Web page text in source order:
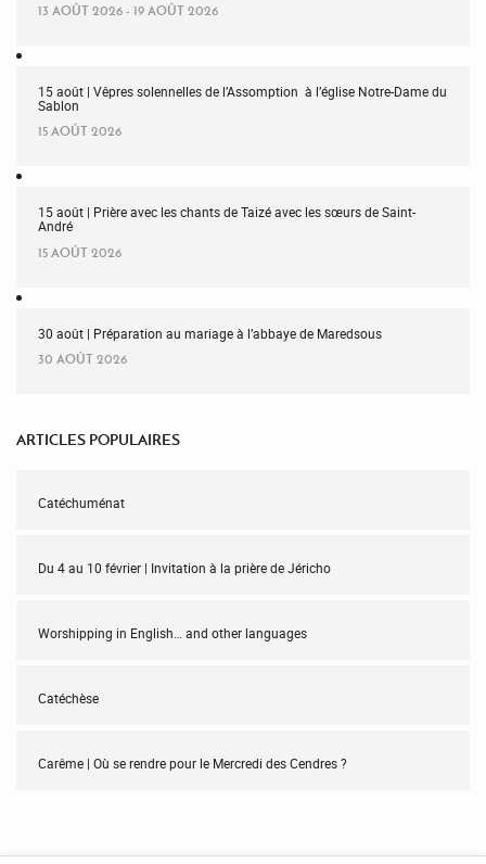
13 AOÛT 2026 - 19 AOÛT 2026
15 août | Vêpres solennelles de l’Assomption à l’église Notre-Dame du
Sablon
15 AOÛT 2026
15 août | Prière avec les chants de Taizé avec les sœurs de Saint-
André
15 AOÛT 2026
30 août | Préparation au mariage à l’abbaye de Maredsous
30 AOÛT 2026
ARTICLES POPULAIRES
Catéchuménat
Du 4 au 10 février | Invitation à la prière de Jéricho
Worshipping in English… and other languages
Catéchèse
Carême | Où se rendre pour le Mercredi des Cendres ?